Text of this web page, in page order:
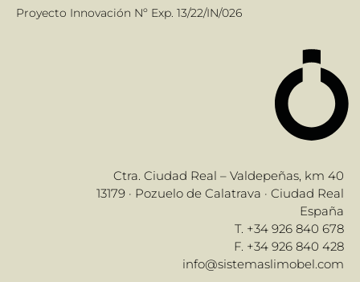
Proyecto Innovación Nº Exp. 13/22/IN/026
Ctra. Ciudad Real – Valdepeñas, km 40
13179 · Pozuelo de Calatrava · Ciudad Real
España
T. +34 926 840 678
F. +34 926 840 428
info@sistemaslimobel.com